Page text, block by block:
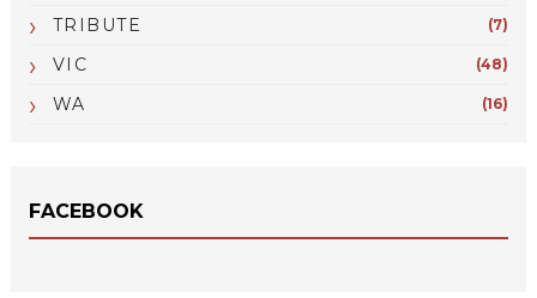
TRIBUTE (7)
VIC (48)
WA (16)
FACEBOOK